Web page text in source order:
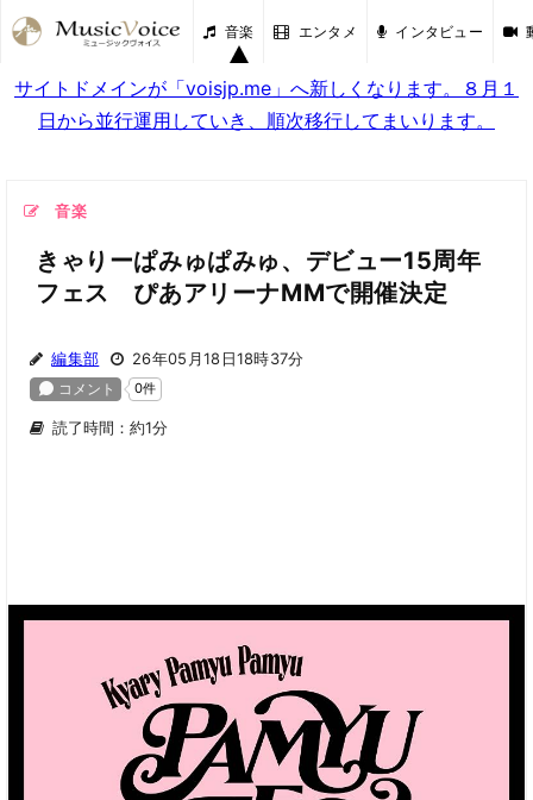
音楽 エンタメ インタビュー
サイトドメインが「voisjp.me」へ新しくなります。８月１
日から並行運用していき、順次移行してまいります。
音楽
きゃりーぱみゅぱみゅ、デビュー15周年
フェス ぴあアリーナMMで開催決定
編集部 26年05月18日18時37分
読了時間：約1分